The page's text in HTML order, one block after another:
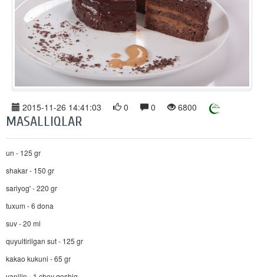
2015-11-26 14:41:03 0 0 6800
MASALLIQLAR
un - 125 gr
shakar - 150 gr
sariyog' - 220 gr
tuxum - 6 dona
suv - 20 ml
quyultirilgan sut - 125 gr
kakao kukuni - 65 gr